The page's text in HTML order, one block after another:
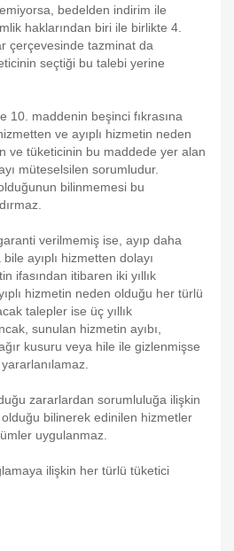
bedelden indirim ile
haklarından biri ile birlikte 4.
çerçevesinde tazminat da
seçtiği bu talebi yerine
10. maddenin beşinci fıkrasına
ve ayıplı hizmetin neden
ve tüketicinin bu maddede yer alan
müteselsilen sorumludur.
bilinmemesi bu
verilmemiş ise, ayıp daha
ayıplı hizmetten dolayı
ifasından itibaren iki yıllık
hizmetin neden olduğu her türlü
talepler ise üç yıllık
sunulan hizmetin ayıbı,
kusuru veya hile ile gizlenmişse
zararlardan sorumluluğa ilişkin
olduğu bilinerek edinilen hizmetler
uygulanmaz.
ilişkin her türlü tüketici